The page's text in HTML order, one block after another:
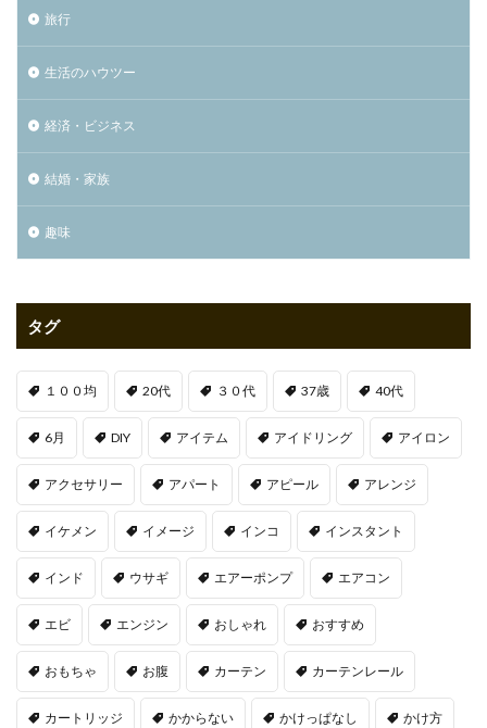
旅行
生活のハウツー
経済・ビジネス
結婚・家族
趣味
タグ
１００均 20代 ３０代 37歳 40代
6月 DIY アイテム アイドリング アイロン
アクセサリー アパート アピール アレンジ
イケメン イメージ インコ インスタント
インド ウサギ エアーポンプ エアコン
エビ エンジン おしゃれ おすすめ
おもちゃ お腹 カーテン カーテンレール
カートリッジ かからない かけっぱなし かけ方